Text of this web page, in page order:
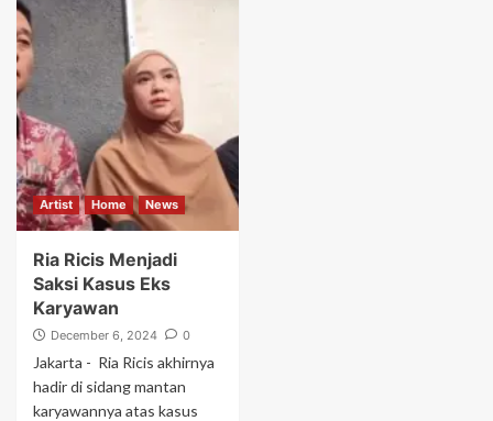
Artist Home News
Ria Ricis Menjadi
Saksi Kasus Eks
Karyawan
December 6, 2024 0
Jakarta - Ria Ricis akhirnya
hadir di sidang mantan
karyawannya atas kasus